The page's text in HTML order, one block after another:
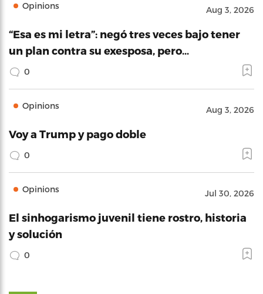
Opinions Aug 3, 2026
“Esa es mi letra”: negó tres veces bajo tener
un plan contra su exesposa, pero…
0
Opinions Aug 3, 2026
Voy a Trump y pago doble
0
Opinions Jul 30, 2026
El sinhogarismo juvenil tiene rostro, historia
y solución
0